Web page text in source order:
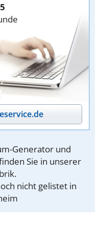
Generator und
Sie in unserer
nicht gelistet in